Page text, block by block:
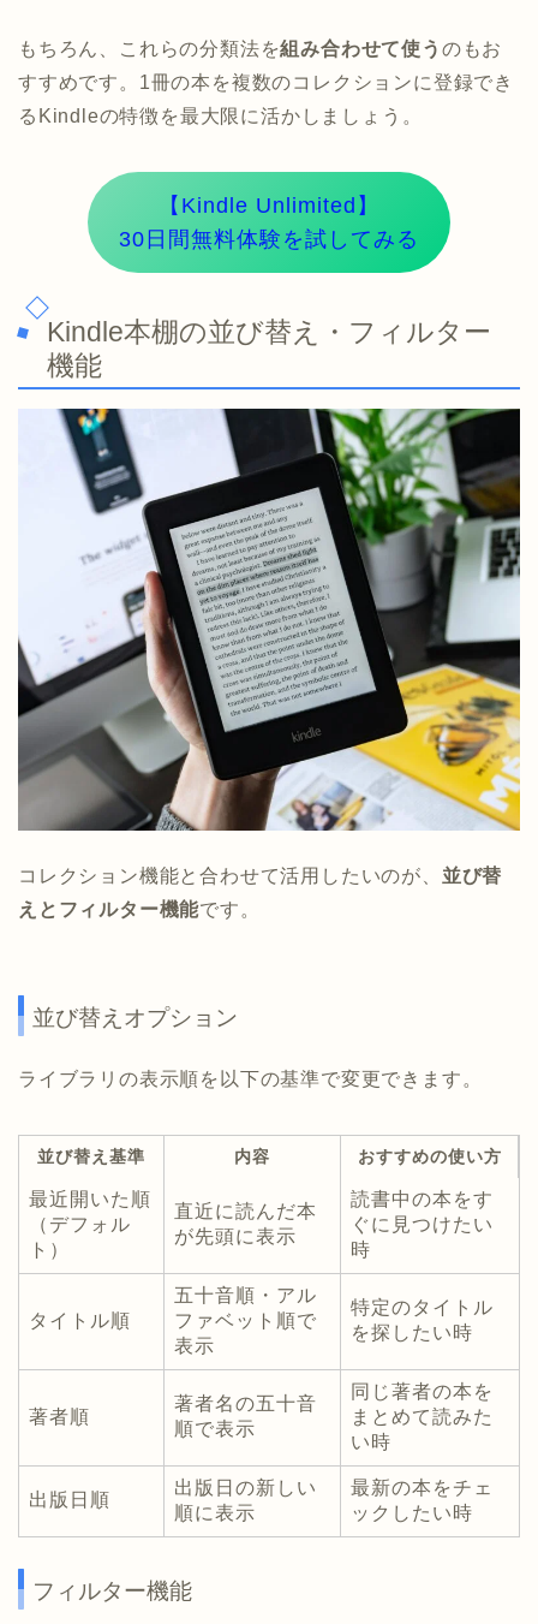
もちろん、これらの分類法を組み合わせて使う のもお
すすめです。1冊の本を複数のコレクションに登録でき
るKindleの特徴を最大限に活かしましょう。
【Kindle Unlimited】
30日間無料体験を試してみる
Kindle本棚の並び替え・フィルター
機能
コレクション機能と合わせて活用したいのが、 並び替
えとフィルター機能です。
並び替えオプション
ライブラリの表示順を以下の基準で変更できます。
並び替え基準 内容 おすすめの使い方
最近開いた順
（デフォル
ト）
直近に読んだ本
が先頭に表示
読書中の本をす
ぐに見つけたい
時
タイトル順
五十音順・アル
ファベット順で
表示
特定のタイトル
を探したい時
著者順
著者名の五十音
順で表示
同じ著者の本を
まとめて読みた
い時
出版日順
出版日の新しい
順に表示
最新の本をチェ
ックしたい時
フィルター機能